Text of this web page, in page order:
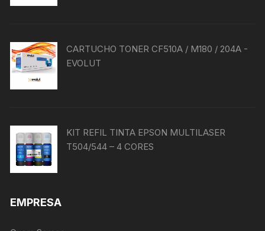
CARTUCHO TONER CF510A / M180 / 204A -
EVOLUT
KIT REFIL TINTA EPSON MULTILASER
T504/544 – 4 CORES
EMPRESA